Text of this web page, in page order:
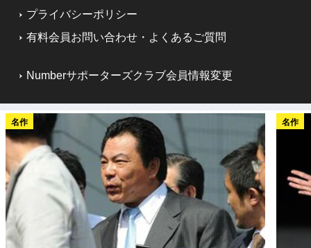
プライバシーポリシー
有料会員お問い合わせ・よくあるご質問
Numberサポーターズクラブ会員情報変更
名作 名作